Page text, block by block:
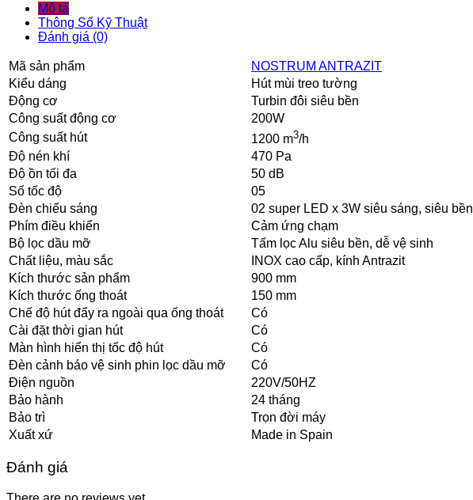
Mô tả
Thông Số Kỹ Thuật
Đánh giá (0)
Mã sản phẩm
NOSTRUM ANTRAZIT
Kiểu dáng
Hút mùi treo tường
Động cơ
Turbin đôi siêu bền
Công suất động cơ
200W
Công suất hút
1200 m3/h
Độ nén khí
470 Pa
Độ ồn tối đa
50 dB
Số tốc độ
05
Đèn chiếu sáng
02 super LED x 3W siêu sáng, siêu bền
Phím điều khiển
Cảm ứng chạm
Bộ lọc dầu mỡ
Tấm lọc Alu siêu bền, dễ vệ sinh
Chất liệu, màu sắc
INOX cao cấp, kính Antrazit
Kích thước sản phẩm
900 mm
Kích thước ống thoát
150 mm
Chế độ hút đẩy ra ngoài qua ống thoát
Có
Cài đặt thời gian hút
Có
Màn hình hiển thị tốc độ hút
Có
Đèn cảnh báo vệ sinh phin lọc dầu mỡ
Có
Điện nguồn
220V/50HZ
Bảo hành
24 tháng
Bảo trì
Trọn đời máy
Xuất xứ
Made in Spain
Đánh giá